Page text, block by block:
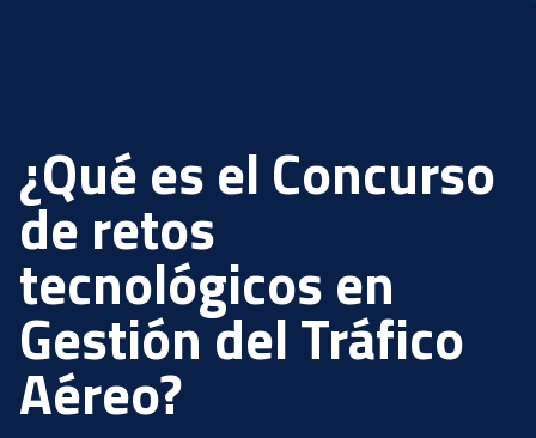
¿Qué es el Concurso
de retos
tecnológicos en
Gestión del Tráfico
Aéreo?